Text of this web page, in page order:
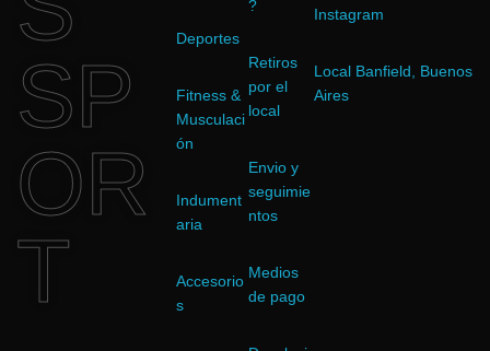
SP
OR
T
Deportes
Fitness &
Musculaci
ón
Indument
aria
Accesorio
s
?
Retiros
por el
local
Envio y
seguimie
ntos
Medios
de pago
Instagram
Local Banfield, Buenos
Aires